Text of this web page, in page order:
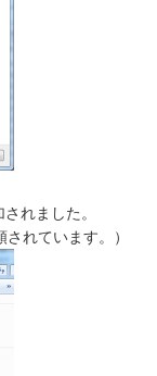
れました。
れています。）